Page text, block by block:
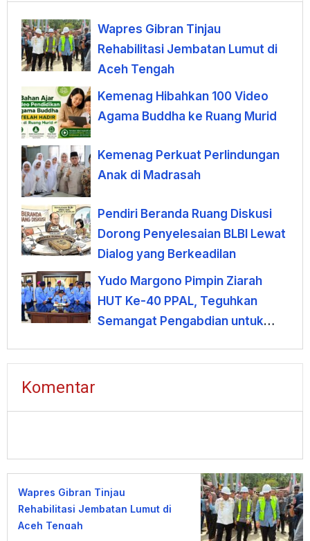
Wapres Gibran Tinjau
Rehabilitasi Jembatan Lumut di
Aceh Tengah
Kemenag Hibahkan 100 Video
Agama Buddha ke Ruang Murid
Kemenag Perkuat Perlindungan
Anak di Madrasah
Pendiri Beranda Ruang Diskusi
Dorong Penyelesaian BLBI Lewat
Dialog yang Berkeadilan
Yudo Margono Pimpin Ziarah
HUT Ke-40 PPAL, Teguhkan
Semangat Pengabdian untuk
Komentar
Wapres Gibran Tinjau
Rehabilitasi Jembatan Lumut di
Aceh Tengah